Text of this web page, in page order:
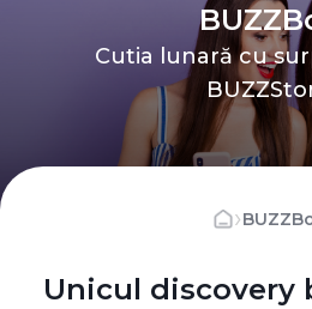
Cutia lunară cu
›
Unicul discovery